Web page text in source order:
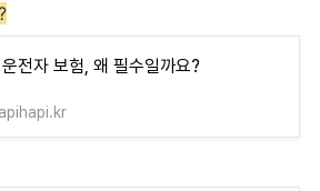
전자 보험, 왜 필수일까요?